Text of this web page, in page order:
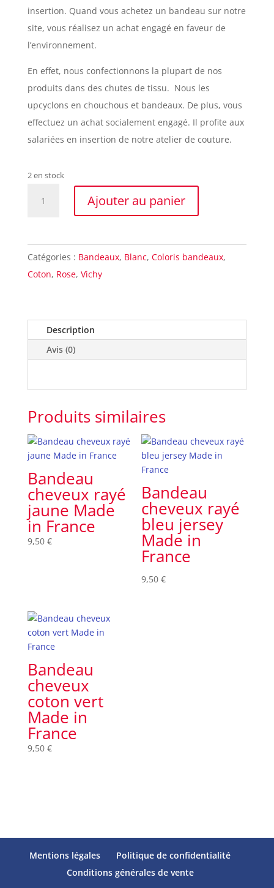
insertion. Quand vous achetez un bandeau sur notre
site, vous réalisez un achat engagé en faveur de
l’environnement.
En effet, nous confectionnons la plupart de nos
produits dans des chutes de tissu. Nous les
upcyclons en chouchous et bandeaux. De plus, vous
effectuez un achat socialement engagé. Il profite aux
salariées en insertion de notre atelier de couture.
2 en stock
cheveux
vichy
rose
France
Ajouter au panier
Catégories : Bandeaux, Blanc, Coloris bandeaux,
Coton, Rose, Vichy
Description
Avis (0)
Produits similaires
Bandeau
cheveux rayé
jaune Made
in France
9,50 €
Bandeau
cheveux rayé
bleu jersey
Made in
France
9,50€
Bandeau
cheveux
coton vert
Made in
France
9,50 €
Mentions légales
Politique de confidentialité
Conditions générales de vente